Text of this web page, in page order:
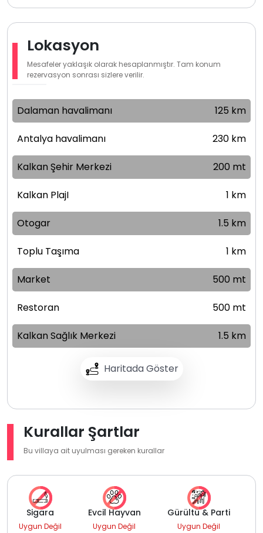
Lokasyon
Mesafeler yaklaşık olarak hesaplanmıştır. Tam konum
rezervasyon sonrası sizlere verilir.
Haritada Göster
Dalaman havalimanı 125 km
Antalya havalimanı 230 km
Kalkan Şehir Merkezi 200 mt
Kalkan PlajI 1 km
Otogar 1.5 km
Toplu Taşıma 1 km
Market 500 mt
Restoran 500 mt
Kalkan Sağlık Merkezi 1.5 km
Kurallar Şartlar
Bu villaya ait uyulması gereken kurallar
Sigara
Uygun Değil
Evcil Hayvan
Uygun Değil
Gürültü & Parti
Uygun Değil